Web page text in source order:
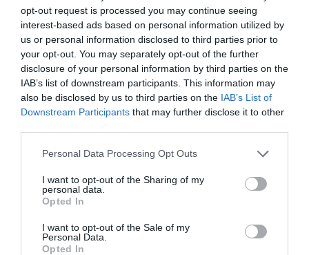
opt-out request is processed you may continue seeing
interest-based ads based on personal information utilized by
us or personal information disclosed to third parties prior to
your opt-out. You may separately opt-out of the further
disclosure of your personal information by third parties on the
IAB’s list of downstream participants. This information may
also be disclosed by us to third parties on the IAB’s List of
Downstream Participants that may further disclose it to other
Please note that this website/app uses one or more Google
not limited to your visit or usage behaviour. You may click to
grant or deny consent to Google and its third-party tags to
use your data for below specified purposes in below Google
consent section.
Personal Data Processing Opt Outs
I want to opt-out of the Sharing of my
personal data.
Opted In
I want to opt-out of the Sale of my
Personal Data.
Opted In
ELŐZŐ CIKK
HASZNÁLT TEAFILTEREKRE KÉSZÍTI LENYŰGÖZŐ
FESTMÉNYEIT
TANULMÁNYOK SZERINT MÁR EGY FIATAL HOLLÓ IS OLYAN
INTELLIGENS, MINT EGY FELNŐTT MAJOM
HASONLÓ ÉRDEKESSÉGEK